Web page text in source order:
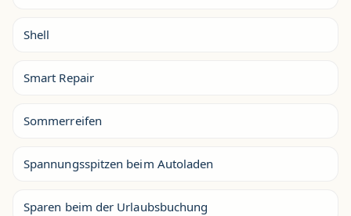
Shell
Smart Repair
Sommerreifen
Spannungsspitzen beim Autoladen
Sparen beim der Urlaubsbuchung